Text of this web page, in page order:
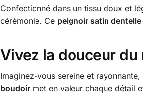
Confectionné dans un tissu doux et
cérémonie. Ce peignoir satin dentelle
Vivez la douceur
Imaginez-vous sereine et
boudoirmet en valeur chaque détail